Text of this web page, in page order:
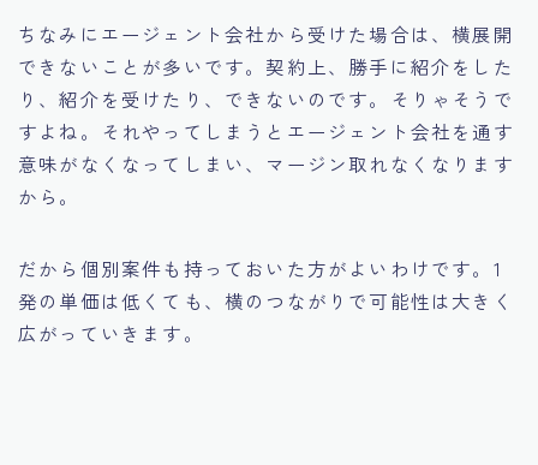
ちなみにエージェント会社から受けた場合は、横展開
できないことが多いです。契約上、勝手に紹介をした
り、紹介を受けたり、できないのです。そりゃそうで
すよね。それやってしまうとエージェント会社を通す
意味がなくなってしまい、マージン取れなくなります
から。
だから個別案件も持っておいた方がよいわけです。1
発の単価は低くても、横のつながりで可能性は大きく
広がっていきます。